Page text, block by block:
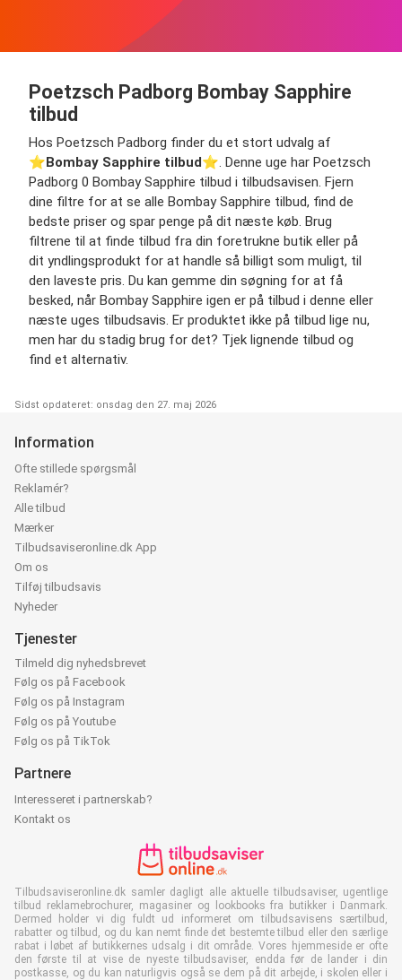
Poetzsch Padborg Bombay Sapphire
tilbud
Hos Poetzsch Padborg finder du et stort udvalg af
⭐️Bombay Sapphire tilbud⭐️. Denne uge har Poetzsch
Padborg 0 Bombay Sapphire tilbud i tilbudsavisen. Fjern
dine filtre for at se alle Bombay Sapphire tilbud, find de
bedste priser og spar penge på dit næste køb. Brug
filtrene til at finde tilbud fra din foretrukne butik eller på
dit yndlingsprodukt for at handle så billigt som muligt, til
den laveste pris. Du kan gemme din søgning for at få
besked, når Bombay Sapphire igen er på tilbud i denne eller
næste uges tilbudsavis. Er produktet ikke på tilbud lige nu,
men har du stadig brug for det? Tjek lignende tilbud og
find et alternativ.
Sidst opdateret: onsdag den 27. maj 2026
Information
Ofte stillede spørgsmål
Reklamér?
Alle tilbud
Mærker
Tilbudsaviseronline.dk App
Om os
Tilføj tilbudsavis
Nyheder
Tjenester
Tilmeld dig nyhedsbrevet
Følg os på Facebook
Følg os på Instagram
Følg os på Youtube
Følg os på TikTok
Partnere
Interesseret i partnerskab?
Kontakt os
Tilbudsaviseronline.dk samler dagligt alle aktuelle tilbudsaviser, ugentlige
tilbud reklamebrochurer, magasiner og lookbooks fra butikker i Danmark.
Dermed holder vi dig fuldt ud informeret om tilbudsavisens særtilbud,
rabatter og tilbud, og du kan nemt finde det bestemte tilbud eller den særlige
rabat i løbet af butikkernes udsalg i dit område. Vores hjemmeside er ofte
den første til at vise de nyeste tilbudsaviser, endda før de lander i din
postkasse, og du kan naturligvis også se dem på dit arbejde, i skolen eller i